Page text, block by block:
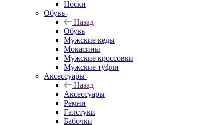
Носки
Обувь
Назад
Обувь
Мужские кеды
Мокасины
Мужские кроссовки
Мужские туфли
Аксессуары
Назад
Аксессуары
Ремни
Галстуки
Бабочки